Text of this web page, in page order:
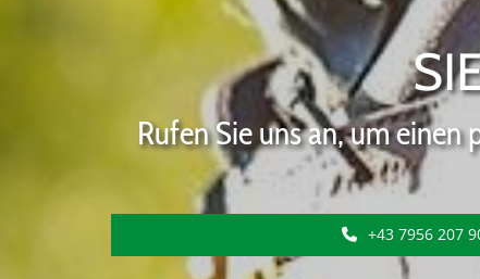
Rufen Sie uns an, um
+43 7956 207